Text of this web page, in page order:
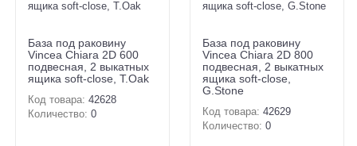
База под раковину
Vincea Chiara 2D 600
подвесная, 2 выкатных
ящика soft-close, T.Oak
Код товара: 42628
Количество: 0
База под раковину
Vincea Chiara 2D 800
подвесная, 2 выкатных
ящика soft-close,
G.Stone
Код товара: 42629
Количество: 0